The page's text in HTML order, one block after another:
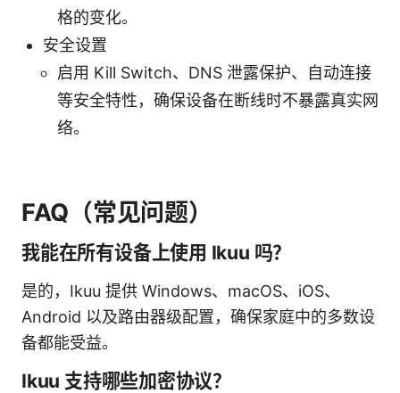
格的变化。
安全设置
启用 Kill Switch、DNS 泄露保护、自动连接
等安全特性，确保设备在断线时不暴露真实网
络。
FAQ（常见问题）
我能在所有设备上使用 Ikuu 吗？
是的，Ikuu 提供 Windows、macOS、iOS、
Android 以及路由器级配置，确保家庭中的多数设
备都能受益。
Ikuu 支持哪些加密协议？